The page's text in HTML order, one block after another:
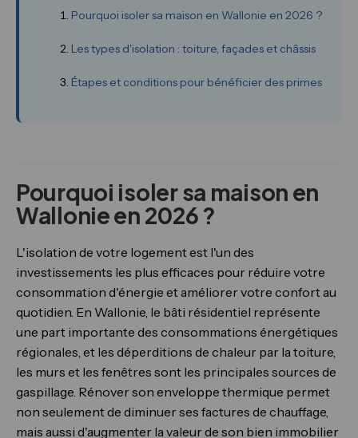
Pourquoi isoler sa maison en Wallonie en 2026 ?
Les types d'isolation : toiture, façades et châssis
Étapes et conditions pour bénéficier des primes
Pourquoi isoler sa maison en
Wallonie en 2026 ?
L'isolation de votre logement est l'un des
investissements les plus efficaces pour réduire votre
consommation d'énergie et améliorer votre confort au
quotidien. En Wallonie, le bâti résidentiel représente
une part importante des consommations énergétiques
régionales, et les déperditions de chaleur par la toiture,
les murs et les fenêtres sont les principales sources de
gaspillage. Rénover son enveloppe thermique permet
non seulement de diminuer ses factures de chauffage,
mais aussi d'augmenter la valeur de son bien immobilier